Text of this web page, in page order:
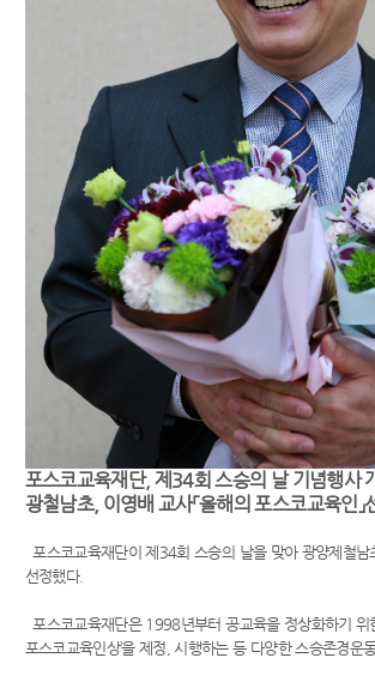
포스코교육재단, 제34회 스승의 날 기념행사
광철남초, 이영배 교사「올해의 포스코교육인」
포스코교육재단이 제34회 스승의 날을 맞아 광양제철남
선정했다.
포스코교육재단은 1998년부터 공교육을 정상화하기
포스코교육인상’을 제정, 시행하는 등 다양한 스승존경운